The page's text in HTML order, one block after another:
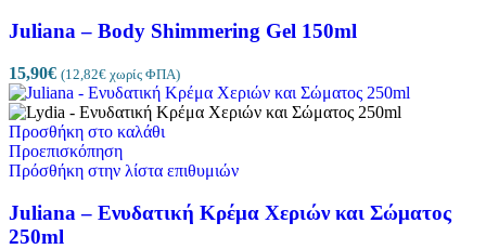
Juliana – Body Shimmering Gel 150ml
15,90€ (12,82€ χωρίς ΦΠΑ)
Προσθήκη στο καλάθι
Προεπισκόπηση
Πρόσθήκη στην λίστα επιθυμιών
Juliana – Ενυδατική Κρέμα Χεριών και Σώματος
250ml